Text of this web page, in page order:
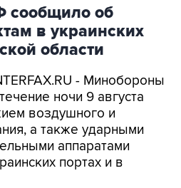
сообщило об
в украинских
области
- Минобороны
ночи 9 августа
воздушного и
а также ударными
аппаратами
портах и в